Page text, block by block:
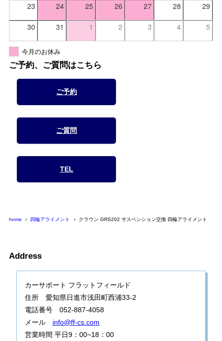
23 24 25 26 27 28 29
30 31 1 2 3 4 5
今月のお休み
ご予約、ご質問はこちら
ご予約
ご質問
TEL
home 四輪アライメント クラウン GRS202 サスペンション交換 四輪アライメント
Address
カーサポート フラットフィールド
住所 愛知県日進市浅田町西浦33-2
電話番号 052-887-4058
メール info@ff-cs.com
営業時間 平日9：00~18：00